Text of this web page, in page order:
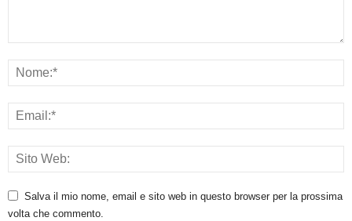
Salva il mio nome, email e sito web in questo browser per la prossima
volta che commento.